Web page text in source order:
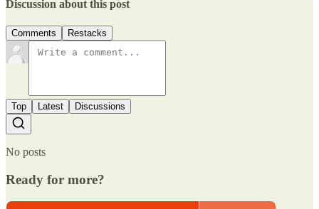
Discussion about this post
Comments Restacks
Top Latest Discussions
No posts
Ready for more?